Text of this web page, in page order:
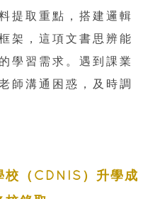
提取重點，搭建邏輯
架，這項文書思辨能
學習需求。遇到課業
師溝通困惑，及時調
校（CDNIS）升學成